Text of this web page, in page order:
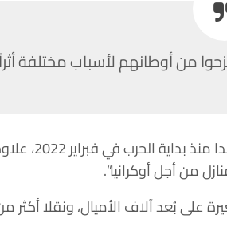
من أوطانهم لأسباب مختلفة
هذا وقد انتقل حوالي
على بُعد آلاف الأميال، ونقلا